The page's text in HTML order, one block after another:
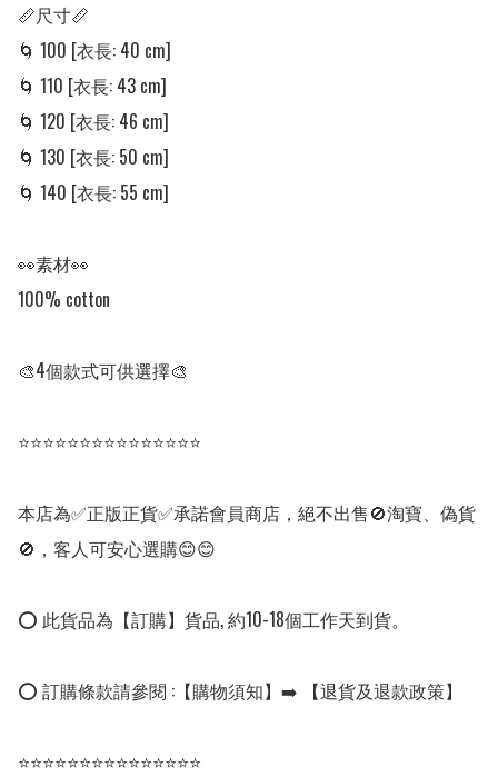
📏尺寸📏
🌀 100 [衣長: 40 cm]
🌀 110 [衣長: 43 cm]
🌀 120 [衣長: 46 cm]
🌀 130 [衣長: 50 cm]
🌀 140 [衣長: 55 cm]
👀素材👀
100% cotton
🎨4個款式可供選擇🎨
⭐⭐⭐⭐⭐⭐⭐⭐⭐⭐⭐⭐⭐⭐⭐
本店為✅正版正貨✅承諾會員商店，絕不出售🚫淘寶、偽貨
🚫，客人可安心選購😊😊
⭕ 此貨品為【訂購】貨品, 約10-18個工作天到貨。
⭕ 訂購條款請參閱 :【購物須知】➡️ 【退貨及退款政策】
⭐⭐⭐⭐⭐⭐⭐⭐⭐⭐⭐⭐⭐⭐⭐